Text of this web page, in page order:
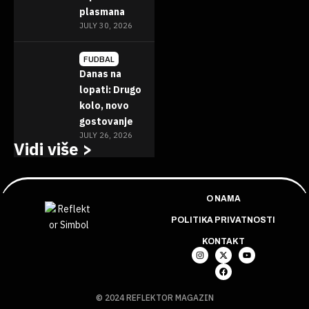
plasmana
JULY 30, 2026
FUDBAL
Danas na
lopati: Drugo
kolo, novo
gostovanje
JULY 26, 2026
Vidi više >
O NAMA
POLITIKA PRIVATNOSTI
KONTAKT
© 2024 REFLEKTOR MAGAZIN